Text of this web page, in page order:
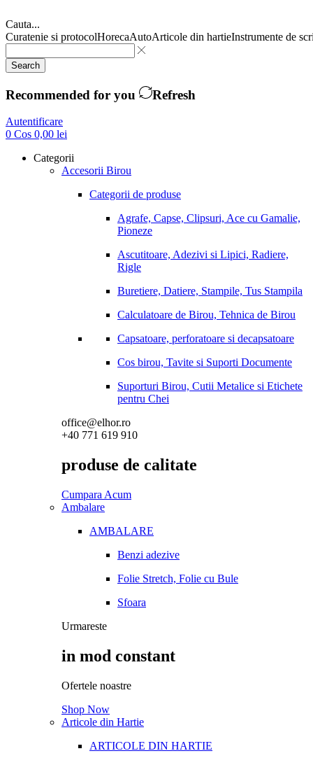
Cauta...
Curatenie si protocolHorecaAutoArticole din hartieInstrumente de
Search
Recommended for you Refresh
Autentificare
0 Cos 0,00 lei
Categorii
Accesorii Birou
Categorii de produse
Agrafe, Capse, Clipsuri, Ace cu Gamalie,
Pioneze
Ascutitoare, Adezivi si Lipici, Radiere,
Rigle
Buretiere, Datiere, Stampile, Tus Stampila
Calculatoare de Birou, Tehnica de Birou
Capsatoare, perforatoare si decapsatoare
Cos birou, Tavite si Suporti Documente
Suporturi Birou, Cutii Metalice si Etichete
pentru Chei
office@elhor.ro
+40 771 619 910
produse de calitate
Cumpara Acum
Ambalare
AMBALARE
Benzi adezive
Folie Stretch, Folie cu Bule
Sfoara
Urmareste
in mod constant
Ofertele noastre
Shop Now
Articole din Hartie
ARTICOLE DIN HARTIE